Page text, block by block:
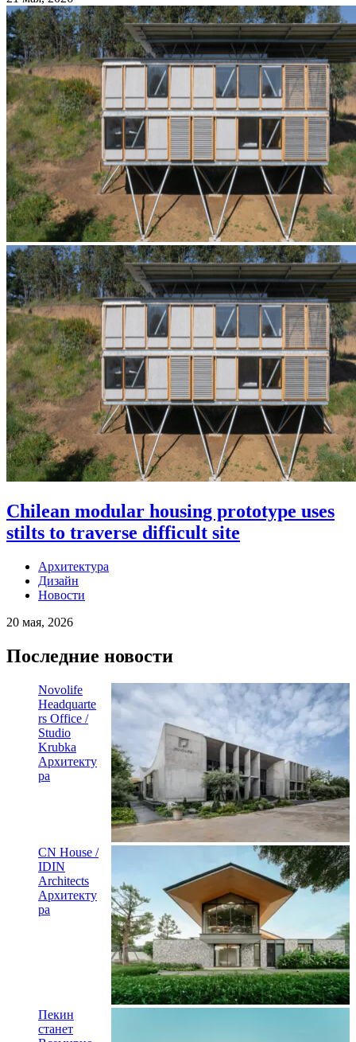
Chilean modular housing prototype uses
stilts to traverse difficult site
Архитектура
Дизайн
Новости
20 мая, 2026
Последние новости
Novolife
Headquarte
rs Office /
Studio
Krubka
Архитекту
ра
CN House /
IDIN
Architects
Архитекту
ра
Пекин
станет